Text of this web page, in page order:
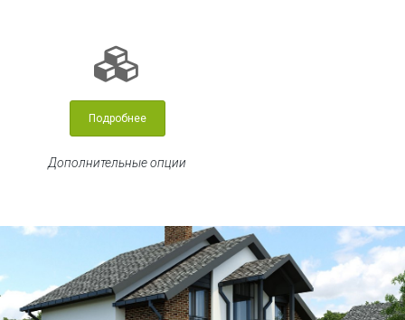
Подробнее
Дополнительные опции